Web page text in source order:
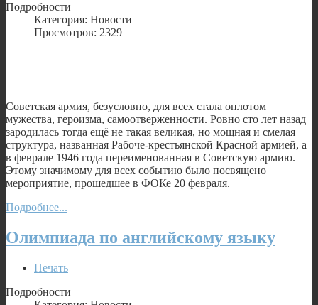
Подробности
Категория: Новости
Просмотров: 2329
Советская армия, безусловно, для всех стала оплотом
мужества, героизма, самоотверженности. Ровно сто лет назад
зародилась тогда ещё не такая великая, но мощная и смелая
структура, названная Рабоче-крестьянской Красной армией, а
в феврале 1946 года переименованная в Советскую армию.
Этому значимому для всех событию было посвящено
мероприятие, прошедшее в ФОКе 20 февраля.
Подробнее...
Олимпиада по английскому языку
Печать
Подробности